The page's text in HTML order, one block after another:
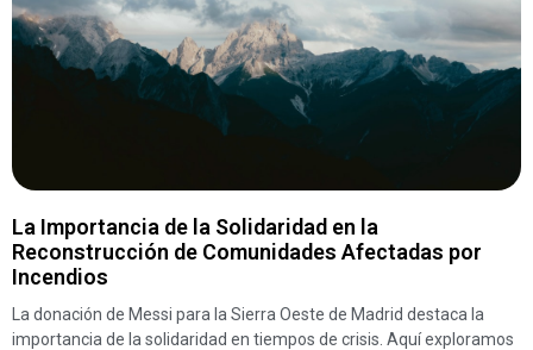
La Importancia de la Solidaridad en la
Reconstrucción de Comunidades Afectadas por
Incendios
La donación de Messi para la Sierra Oeste de Madrid destaca la
importancia de la solidaridad en tiempos de crisis. Aquí exploramos